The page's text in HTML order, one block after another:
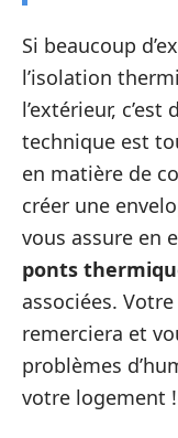
Si beaucoup
l’isolation
l’extérieur,
technique est
en matière de
créer une
vous assure en
ponts
associées. Votre
remerciera et
problèmes
votre logement !